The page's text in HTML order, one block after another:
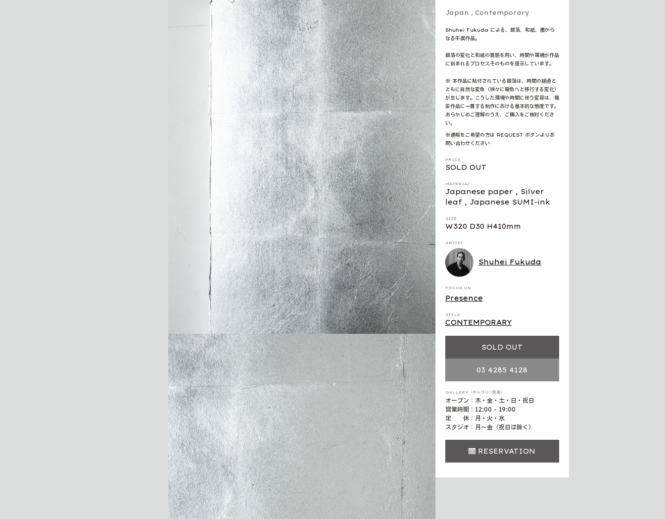
Japan , Contemporary
Shuhei Fukuda による、銀箔、和紙、墨から
なる平面作品。
銀箔の変化と和紙の質感を用い、時間や環境が作品
に刻まれるプロセスそのものを提示しています。
※ 本作品に貼付されている銀箔は、時間の経過と
ともに自然な変色（徐々に暖色へと移行する変化）
が生じます。こうした環境や時間に伴う変容は、福
田作品に一貫する制作における基本的な態度です。
あらかじめご理解のうえ、ご購入をご検討くださ
い。
※通販をご希望の方は REQUEST ボタンよりお
問い合わせください
PRICE
SOLD OUT
MATERIAL
Japanese paper , Silver
leaf , Japanese SUMI-ink
SIZE
W320 D30 H410mm
ARTIST
Shuhei Fukuda
FOCUS ON
Presence
STYLE
CONTEMPORARY
SOLD OUT
03 4285 4128
GALLERY（ギャラリー営業）
オープン：木・金・土・日・祝日
営業時間：12:00 - 19:00
定 休：月・火・水
スタジオ：月〜金（祝日は除く）
RESERVATION